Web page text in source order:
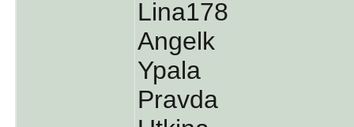
Lina178
Angelk
Ypala
Pravda